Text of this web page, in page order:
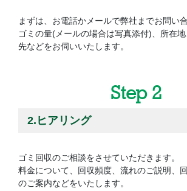
まずは、お電話かメールで弊社までお問い
ゴミの量(メールの場合は写真添付)、所在
先などをお伺いいたします。
Step 2
2.ヒアリング
ゴミ回収のご相談をさせていただきます。
料金について、回収頻度、流れのご説明、
のご案内などをいたします。